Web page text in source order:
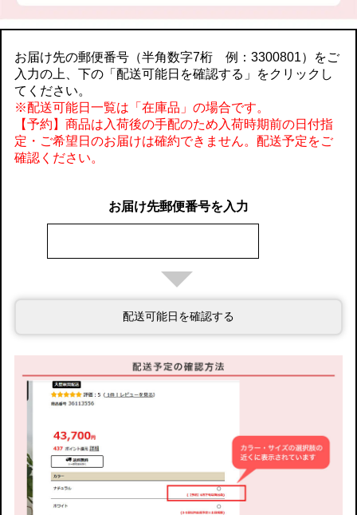
お届け先の郵便番号（半角数字7桁 例：3300801）をご
入力の上、下の「配送可能日を確認する」をクリックし
てください。
※配送可能日一覧は「在庫品」の場合です。
【予約】商品は入荷後の手配のため入荷時期前の日付指
定・ご希望日のお届けは確約できません。配送予定をご
確認ください。
お届け先郵便番号を入力
配送可能日を確認する